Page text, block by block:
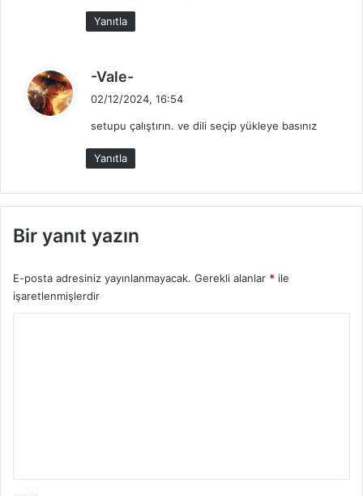
Yanıtla
-Vale-
e
i
k
i
02/12/2024, 16:54
setupu çalıştırın. ve dili seçip yükleye basınız
Yanıtla
Bir yanıt yazın
E-posta adresiniz yayınlanmayacak. Gerekli alanlar * ile
işaretlenmişlerdir